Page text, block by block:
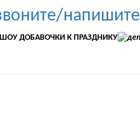
напишите
ШОУ ДОБАВОЧКИ К ПРАЗДНИКУ